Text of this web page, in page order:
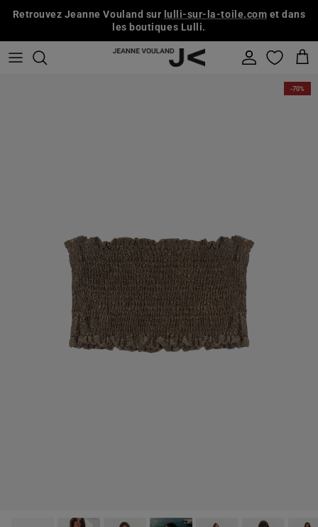
Retrouvez Jeanne Vouland sur lulli-sur-la-toile.com et dans
les boutiques Lulli.
Compte
-70%